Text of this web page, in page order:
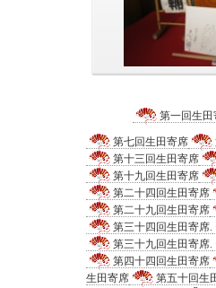
第一回生田
第七回生田寄席
第十三回生田寄席
第十九回生田寄席
第二十四回生田寄席
第二十九回生田寄席
第三十四回生田寄席.
第三十九回生田寄席.
第四十四回生田寄席
生田寄席
第五十回生